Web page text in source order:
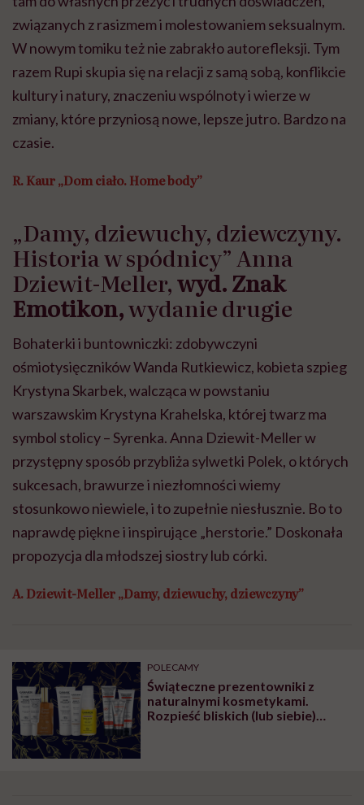
związanych z rasizmem i molestowaniem seksualnym.
W nowym tomiku też nie zabrakło autorefleksji. Tym
razem Rupi skupia się na relacji z samą sobą, konflikcie
kultury i natury, znaczeniu wspólnoty i wierze w
zmiany, które przyniosą nowe, lepsze jutro. Bardzo na
czasie.
R. Kaur „Dom ciało. Home body”
„Damy, dziewuchy, dziewczyny.
Historia w spódnicy” Anna
Dziewit-Meller,wyd. Znak
Emotikon,wydanie drugie
Bohaterki i buntowniczki: zdobywczyni
ośmiotysięczników Wanda Rutkiewicz, kobieta szpieg
Krystyna Skarbek, walcząca w powstaniu
warszawskim Krystyna Krahelska, której twarz ma
symbol stolicy – Syrenka. Anna Dziewit-Meller w
przystępny sposób przybliża sylwetki Polek, o których
sukcesach, brawurze i niezłomności wiemy
stosunkowo niewiele, i to zupełnie niesłusznie. Bo to
naprawdę piękne i inspirujące „herstorie.” Doskonała
propozycja dla młodszej siostry lub córki.
A. Dziewit-Meller „Damy, dziewuchy, dziewczyny”
POLECAMY
Świąteczne prezentowniki z
naturalnymi kosmetykami.
Rozpieść bliskich (lub siebie)